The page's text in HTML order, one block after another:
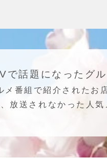
で話題になったグ
メ番組で紹介されたお
放送されなかった人気